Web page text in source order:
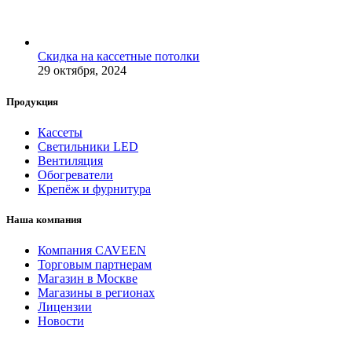
Скидка на кассетные потолки
29 октября, 2024
Продукция
Кассеты
Светильники LED
Вентиляция
Обогреватели
Крепёж и фурнитура
Наша компания
Компания CAVEEN
Торговым партнерам
Магазин в Москве
Магазины в регионах
Лицензии
Новости